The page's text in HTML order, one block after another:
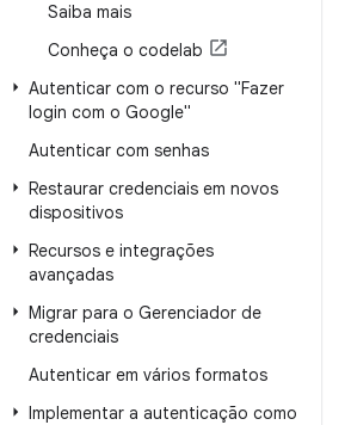
Saiba mais
Conheça o codelab
Autenticar com o recurso "Fazer
login com o Google"
Autenticar com senhas
Restaurar credenciais em novos
dispositivos
Recursos e integrações
avançadas
Migrar para o Gerenciador de
credenciais
Autenticar em vários formatos
Implementar a autenticação como